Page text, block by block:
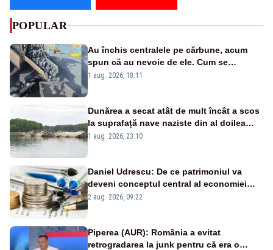
POPULAR
Au închis centralele pe cărbune, acum
spun că au nevoie de ele. Cum se
pasează vina în plină criză energetică
1 aug. 2026, 18:11
Dunărea a secat atât de mult încât a scos
la suprafață nave naziste din al doilea
război mondial
1 aug. 2026, 23:10
Daniel Udrescu: De ce patrimoniul va
deveni conceptul central al economiei
viitoare?
2 aug. 2026, 09:22
Piperea (AUR): România a evitat
retrogradarea la junk pentru că era o